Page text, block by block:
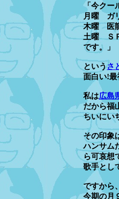
「今クー
月曜 ガ
木曜 医
土曜 Ｓ
です。」
というさ
面白い!最
私は広島
だから福
ちいにい
その印象
ハンサム
ら可哀想
歌手とし
ですから
今期の月